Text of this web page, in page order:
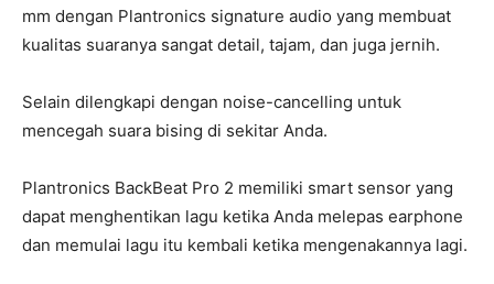
mm dengan Plantronics signature audio yang membuat
kualitas suaranya sangat detail, tajam, dan juga jernih.
Selain dilengkapi dengan noise-cancelling untuk
mencegah suara bising di sekitar Anda.
Plantronics BackBeat Pro 2 memiliki smart sensor yang
dapat menghentikan lagu ketika Anda melepas earphone
dan memulai lagu itu kembali ketika mengenakannya lagi.